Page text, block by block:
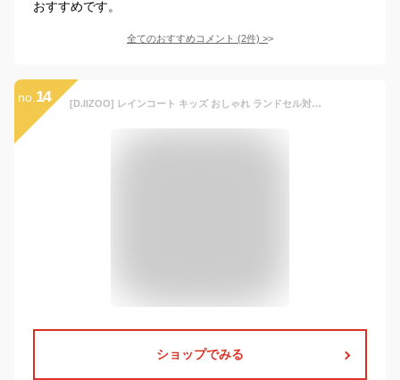
おすすめです。
全てのおすすめコメント (2件) >
no. 14 [D.IIZOO] レインコート キッズ おしゃれ ランドセル対応 リュック ランドセルコート 上下セット レインウェア 上下 雨具 カッパ セパレート アウトドア 梅雨対策 DD205 (ホワイト, 3XL)
ショップでみる